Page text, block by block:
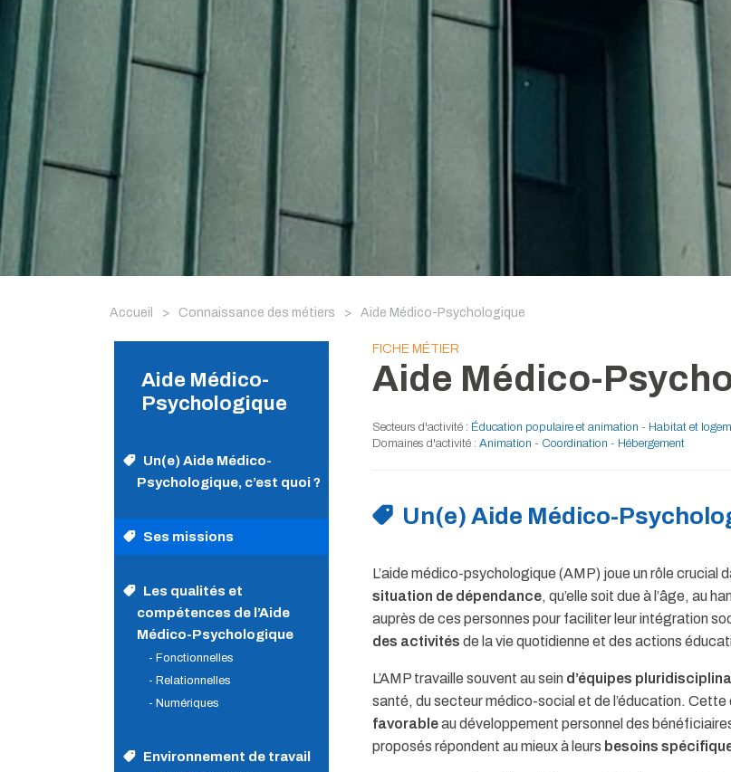
Accueil > Connaissance des métiers > Aide Médico-Psychologique
Aide Médico-
Psychologique
Un(e) Aide Médico-
Psychologique, c’est quoi ?
Ses missions
Les qualités et
compétences de l’Aide
Médico-Psychologique
- Fonctionnelles
- Relationnelles
- Numériques
Environnement de travail
FICHE MÉTIER
Aide Médico-
Secteurs d'activité : Éducation populaire et animation - Habitat et
Domaines d'activité : Animation - Coordination - Hébergement
Un(e) Aide Médico-
L’aide médico-psychologique (AMP) joue un rôle crucial
situation de dépendance, qu’elle soit due à l’âge, au
auprès de ces personnes pour faciliter leur intégration
des activités de la vie quotidienne et des actions
L’AMP travaille souvent au sein d’équipes
santé, du secteur médico-social et de l’éducation.
favorableau développement personnel des
proposés répondent au mieux à leurs besoins